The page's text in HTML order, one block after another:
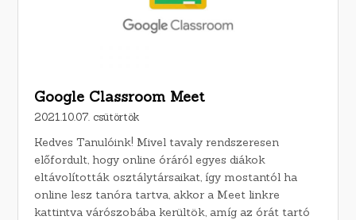
Google Classroom Meet
2021.10.07. csütörtök
Kedves Tanulóink! Mivel tavaly rendszeresen
előfordult, hogy online óráról egyes diákok
eltávolították osztálytársaikat, így mostantól ha
online lesz tanóra tartva, akkor a Meet linkre
kattintva várószobába kerültök, amíg az órát tartó